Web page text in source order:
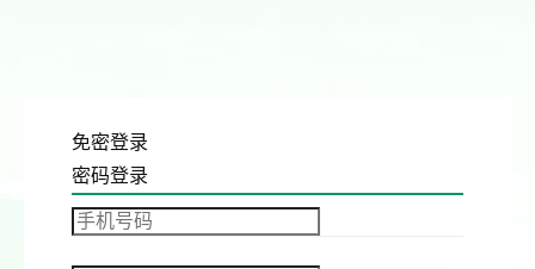
免密登录
密码登录